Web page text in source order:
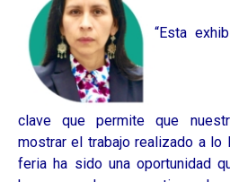
“Esta
clave que permite que
mostrar el trabajo realizado a lo
feria ha sido una oportunidad